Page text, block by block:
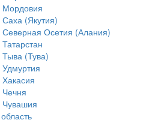
Мордовия
Саха (Якутия)
Северная Осетия (Алания)
Тыва (Тува)
Удмуртия
Хакасия
Чечня
Чувашия